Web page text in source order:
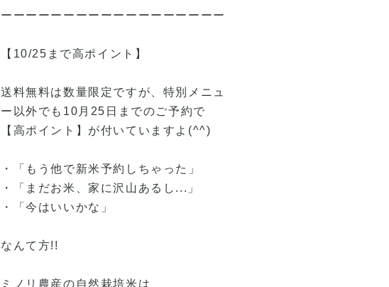
ーーーーーーーーーーーーーーーーーー
【10/25まで高ポイント】
送料無料は数量限定ですが、特別メニュ
ー以外でも10月25日までのご予約で
【高ポイント】が付いていますよ(^^)
・「もう他で新米予約しちゃった」
・「まだお米、家に沢山あるし...」
・「今はいいかな」
なんて方!!
ミノリ農産の自然栽培米は